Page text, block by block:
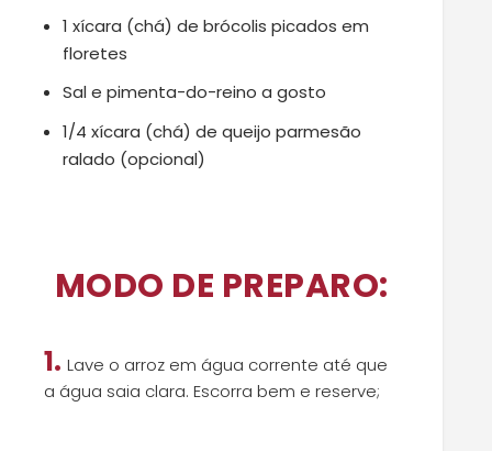
1 xícara (chá) de brócolis picados em
floretes
Sal e pimenta-do-reino a gosto
1/4 xícara (chá) de queijo parmesão
ralado (opcional)
MODO DE PREPARO:
1.Lave o arroz em água corrente até que
a água saia clara. Escorra bem e reserve;